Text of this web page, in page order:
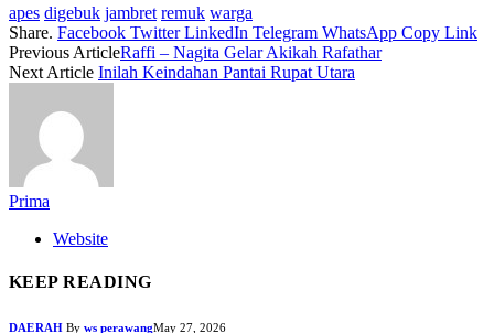
apes digebuk jambret remuk warga
Share. Facebook Twitter LinkedIn Telegram WhatsApp Copy Link
Previous ArticleRaffi – Nagita Gelar Akikah Rafathar
Next Article Inilah Keindahan Pantai Rupat Utara
Prima
Website
KEEP READING
DAERAH By ws perawangMay 27, 2026